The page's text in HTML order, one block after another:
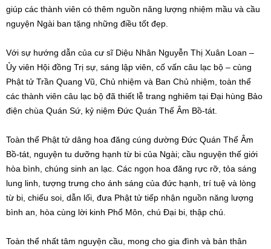
giúp các thành viên có thêm nguồn năng lượng nhiệm mầu và cầu
nguyện Ngài ban tặng những điều tốt đẹp.
Với sự hướng dẫn của cư sĩ Diệu Nhân Nguyễn Thị Xuân Loan –
Ủy viên Hội đồng Trị sự, sáng lập viên, cố vấn câu lạc bộ – cùng
Phật tử Trần Quang Vũ, Chủ nhiệm và Ban Chủ nhiệm, toàn thể
các thành viên câu lạc bộ đã thiết lễ trang nghiêm tại Đại hùng Bảo
điện chùa Quán Sứ, kỷ niệm Đức Quán Thế Âm Bồ-tát.
Toàn thể Phật tử dâng hoa đăng cúng dường Đức Quán Thế Âm
Bồ-tát, nguyện tu dưỡng hạnh từ bi của Ngài; cầu nguyện thế giới
hòa bình, chúng sinh an lạc. Các ngọn hoa đăng rực rỡ, tỏa sáng
lung linh, tượng trưng cho ánh sáng của đức hạnh, trí tuệ và lòng
từ bi, chiếu soi, dẫn lối, đưa Phật tử tiếp nhận nguồn năng lượng
bình an, hòa cùng lời kinh Phổ Môn, chú Đại bi, thập chú.
Toàn thể nhất tâm nguyện cầu, mong cho gia đình và bản thân